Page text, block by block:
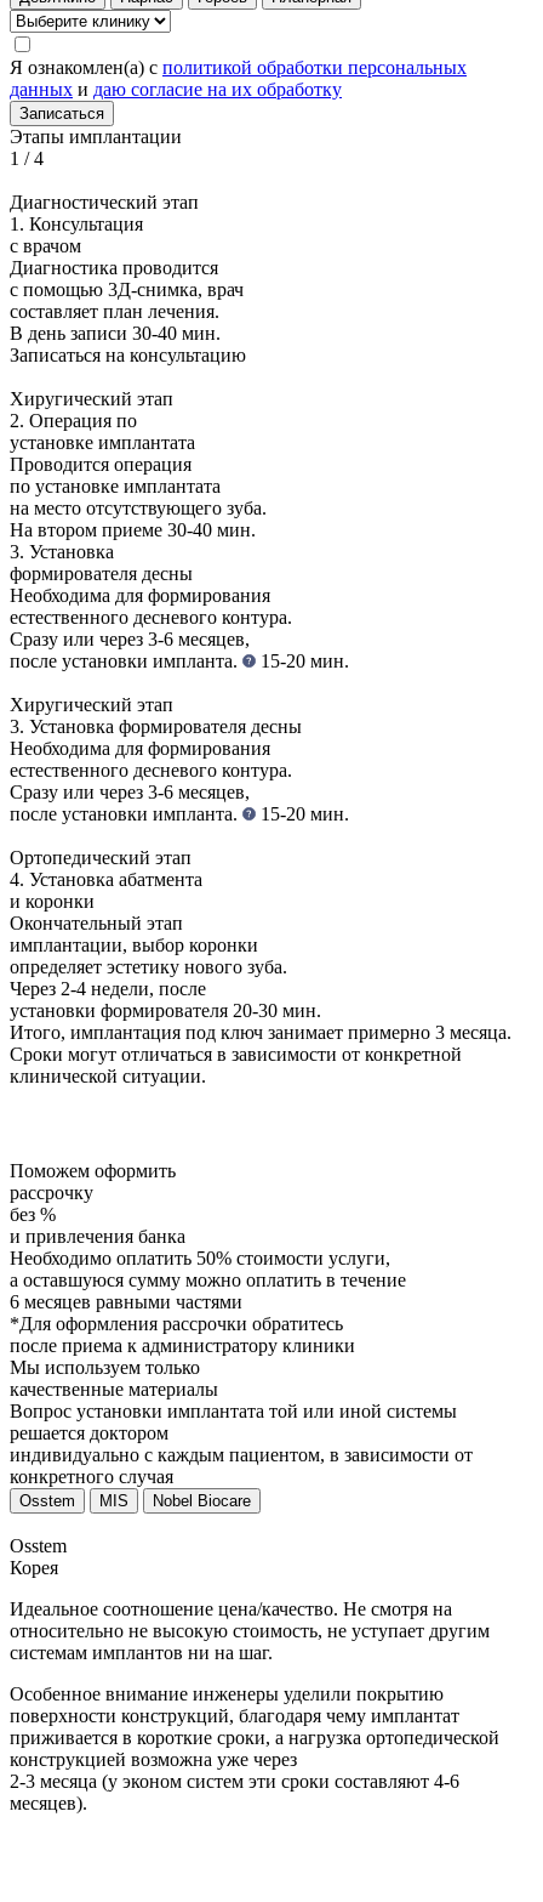
Я ознакомлен(а) с политикой обработки персональных
данных и даю согласие на их обработку
Записаться
Этапы имплантации
1 /4
Диагностический этап
1. Консультация
с врачом
Диагностика проводится
с помощью 3Д-снимка, врач
составляет план лечения.
В день записи 30-40 мин.
Записаться на консультацию
Хиругический этап
2. Операция по
установке имплантата
Проводится операция
по установке имплантата
на место отсутствующего зуба.
На втором приеме 30-40 мин.
3. Установка
формирователя десны
Необходима для формирования
естественного десневого контура.
Сразу или через 3-6 месяцев,
после установки импланта.
15-20 мин.
Хиругический этап
3. Установка формирователя десны
Необходима для формирования
естественного десневого контура.
Сразу или через 3-6 месяцев,
после установки импланта.
15-20 мин.
Ортопедический этап
4. Установка абатмента
и коронки
Окончательный этап
имплантации, выбор коронки
определяет эстетику нового зуба.
Через 2-4 недели, после
установки формирователя 20-30 мин.
Итого, имплантация под ключ занимает примерно 3 месяца.
Сроки могут отличаться в зависимости от конкретной
клинической ситуации.
Поможем оформить
рассрочку
без %
и привлечения банка
Необходимо оплатить 50% стоимости услуги,
а оставшуюся сумму можно оплатить в течение
6 месяцев равными частями
*Для оформления рассрочки обратитесь
после приема к администратору клиники
Мы используем только
качественные материалы
Вопрос установки имплантата той или иной системы
решается доктором
индивидуально с каждым пациентом, в зависимости от
конкретного случая
Osstem MIS Nobel Biocare
Osstem
Корея
Идеальное соотношение цена/качество. Не смотря на
относительно не высокую стоимость, не уступает другим
системам имплантов ни на шаг.
Особенное внимание инженеры уделили покрытию
поверхности конструкций, благодаря чему имплантат
приживается в короткие сроки, а нагрузка ортопедической
конструкцией возможна уже через
2-3 месяца (у эконом систем эти сроки составляют 4-6
месяцев).